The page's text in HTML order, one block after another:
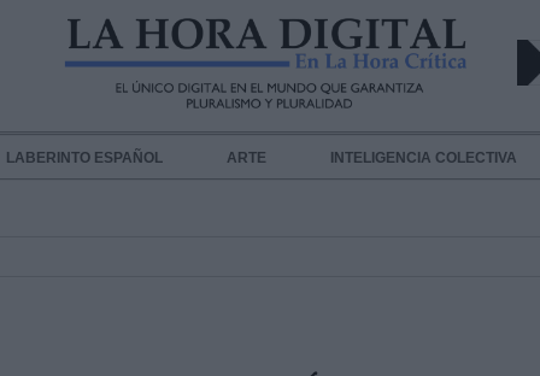
LABERINTO ESPAÑOL ARTE INTELIGENCIA COLECTIVA